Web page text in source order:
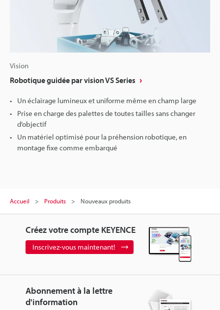
Vision
Robotique guidée par vision VS Series
Un éclairage lumineux et uniforme même en champ large
Prise en charge des palettes de toutes tailles sans changer
d’objectif
Un matériel optimisé pour la préhension robotique, en
montage fixe comme embarqué
Accueil Produits Nouveaux produits
Créez votre compte KEYENCE
Inscrivez-vous maintenant!
Abonnement à la lettre
d'information